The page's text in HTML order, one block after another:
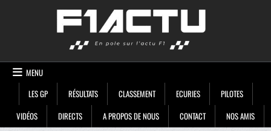
MENU
LES GP
RÉSULTATS CLASSEMENT ECURIES
PILOTES
VIDÉOS
DIRECTS A PROPOS DE NOUS CONTACT NOS AMIS